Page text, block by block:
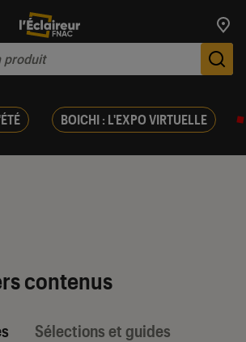
BOICHI : L'EXPO VIRTUELLE
contenus
Sélections et guides